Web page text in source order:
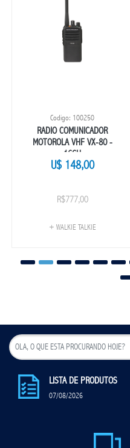
Codigo: 100250
RADIO COMUNICADOR
MOTOROLA VHF VX-80 -
16CH
U$ 148,00
R$777,00
+ WALKIE TALKIE
LISTA DE PRODUTOS
07/08/2026